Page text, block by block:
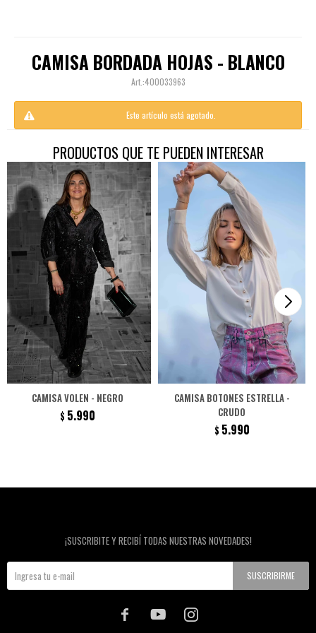
CAMISA BORDADA HOJAS - BLANCO
400033963
Este artículo está agotado.
PRODUCTOS QUE TE PUEDEN INTERESAR
CAMISA VOLEN - NEGRO
$ 5.990
CAMISA BOTONES ESTRELLA -
CRUDO
$ 5.990
¡SUSCRIBITE Y RECIBÍ TODAS NUESTRAS NOVEDADES!
SUSCRIBIRME
  